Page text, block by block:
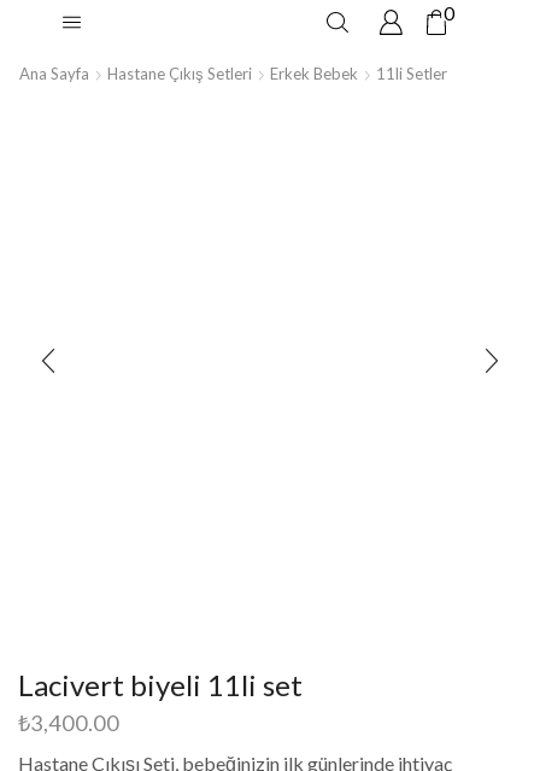
0
Ana Sayfa Hastane Çıkış Setleri Erkek Bebek 11li Setler
Lacivert biyeli 11li set
₺3,400.00
Hastane Çıkışı Seti, bebeğinizin ilk günlerinde ihtiyaç